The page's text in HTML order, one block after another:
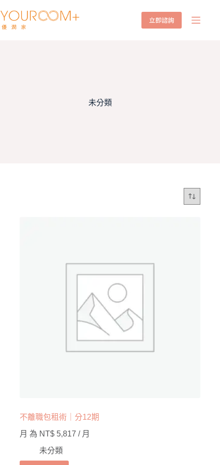
立即諮詢
未分類
不離職包租術｜分12期
月 為 NT$ 5,817 / 月
未分類